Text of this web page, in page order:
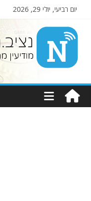
יום רביעי, יולי 29, 2026
מודיעין
מהמקורות